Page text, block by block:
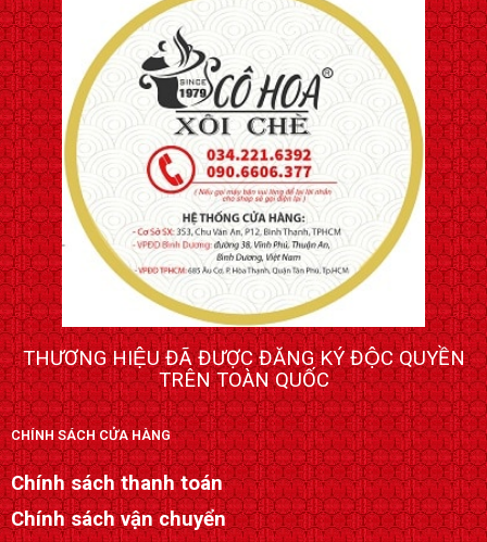
THƯƠNG HIỆU ĐÃ ĐƯỢC ĐĂNG KÝ ĐỘC QUYỀN
TRÊN TOÀN QUỐC
CHÍNH SÁCH CỬA HÀNG
Chính sách thanh toán
Chính sách vận chuyển